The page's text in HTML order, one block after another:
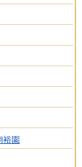
裕園